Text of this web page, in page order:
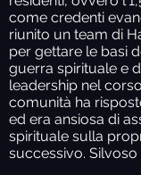
come credenti
riunito un team di
per gettare le basi
guerra spirituale e
leadership nel
comunità ha
ed era ansiosa di
spirituale sulla
successivo. Silvoso